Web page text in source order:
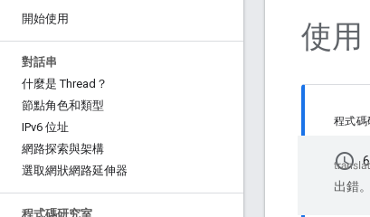
開始使用
對話串
什麼是 Thread？
節點角色和類型
IPv6 位址
網路探索與架構
選取網狀網路延伸器
程式碼研究室
使用
程式碼
schedule
出錯。